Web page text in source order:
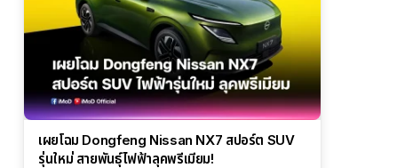
เผยโฉม Dongfeng Nissan NX7 สปอร์ต SUV
รุ่นใหม่ สายพันธุ์ไฟฟ้าลุคพรีเมียม!